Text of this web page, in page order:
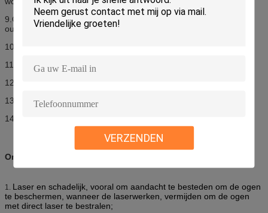
VERZENDEN
9.Operates of op CW of Gepulseerde wijze met constante
outputmacht
10.Long levensduur batterij (tot 60 uren)
11.Drop-bestand en stofdicht ontwerp van laserhoofd
12.Laser het ontwerp van de gevalgrond verhindert ESD schade
13.Portable en ruw
14. makkelijk te gebruiken
Onderhoud en kwesties die aandacht vergen
1. Laser en schadelijk, vooral om aandacht te besteden om de ogen
te beschermen, wanneer de laserwerken, vermijden om de ogen
met direct laser te bestralen;